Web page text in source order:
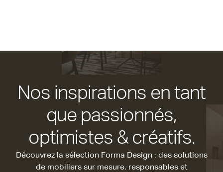
Nos inspirations en tant
que passionnés,
optimistes & créatifs.
Découvrez la sélection Forma Design : des solutions
de mobiliers sur mesure, responsables et